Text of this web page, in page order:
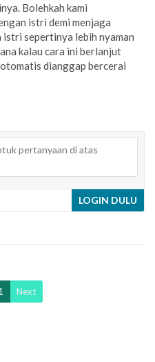
Bolehkah kami
istri demi menjaga
istri sepertinya lebih nyaman
kalau cara ini berlanjut
dianggap bercerai
LOGIN DULU
Next